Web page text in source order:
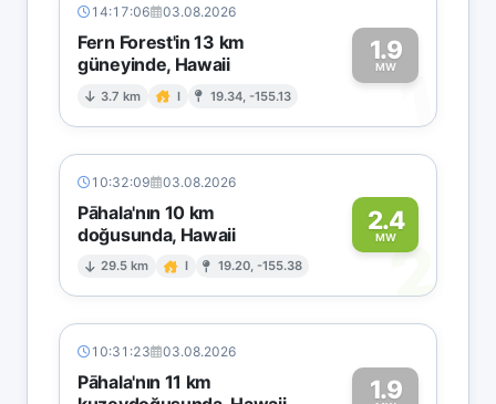
14:17:06 03.08.2026
Fern Forest'in 13 km
güneyinde, Hawaii
3.7 km I 19.34, -155.13
1.9
MW1
10:32:09 03.08.2026
Pāhala'nın 10 km
doğusunda, Hawaii
29.5 km I 19.20, -155.38
2.4
MW2
10:31:23 03.08.2026
Pāhala'nın 11 km
1.9